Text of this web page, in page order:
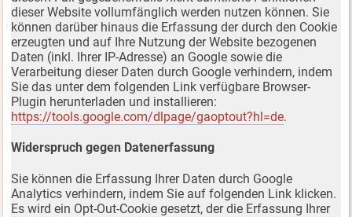
dieser Website vollumfänglich werden nutzen können. Sie
können darüber hinaus die Erfassung der durch den Cookie
erzeugten und auf Ihre Nutzung der Website bezogenen
Daten (inkl. Ihrer IP-Adresse) an Google sowie die
Verarbeitung dieser Daten durch Google verhindern, indem
Sie das unter dem folgenden Link verfügbare Browser-
Plugin herunterladen und installieren:
https://tools.google.com/dlpage/gaoptout?hl=de.
Widerspruch gegen Datenerfassung
Sie können die Erfassung Ihrer Daten durch Google
Analytics verhindern, indem Sie auf folgenden Link klicken.
Es wird ein Opt-Out-Cookie gesetzt, der die Erfassung Ihrer